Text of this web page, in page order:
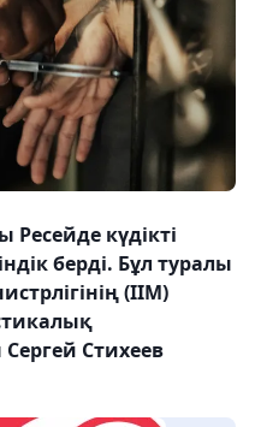
күдікті
берді. Бұл туралы
(ІІМ)
Стихеев